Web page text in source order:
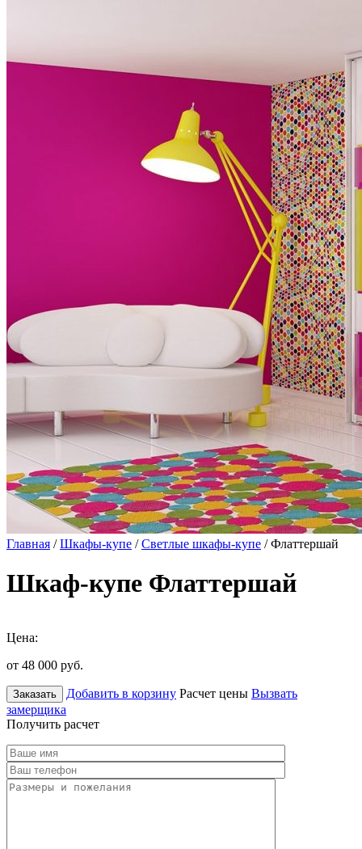
Главная /Шкафы-купе /Светлые шкафы-купе / Флаттершай
Шкаф-купе Флаттершай
Цена:
от 48 000 руб.
Заказать Добавить в корзину Расчет цены Вызвать
замерщика
Получить расчет